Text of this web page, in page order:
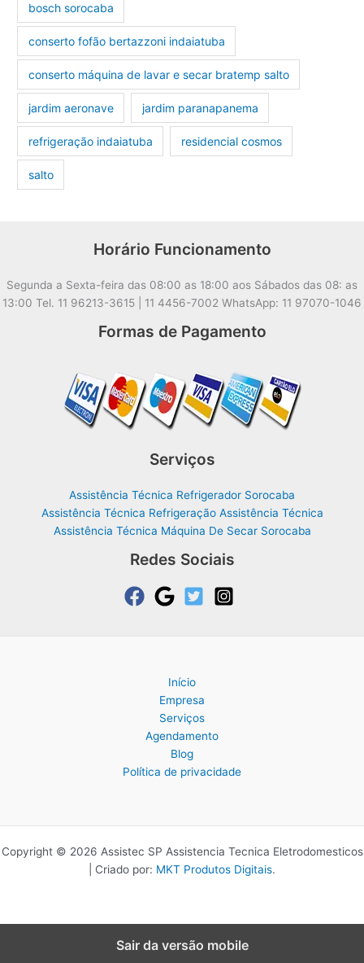
bosch sorocaba
conserto fofão bertazzoni indaiatuba
conserto máquina de lavar e secar bratemp salto
jardim aeronave jardim paranapanema
refrigeração indaiatuba residencial cosmos
salto
Horário Funcionamento
Segunda a Sexta-feira das 08:00 as 18:00 aos Sábados das 08: as
13:00 Tel. 11 96213-3615 | 11 4456-7002 WhatsApp: 11 97070-1046
Formas de Pagamento
Serviços
Assistência Técnica Refrigerador Sorocaba
Assistência Técnica Refrigeração Assistência Técnica
Assistência Técnica Máquina De Secar Sorocaba
Redes Sociais
Início
Empresa
Serviços
Agendamento
Blog
Política de privacidade
Copyright © 2026 Assistec SP Assistencia Tecnica Eletrodomesticos
| Criado por: MKT Produtos Digitais.
Sair da versão mobile